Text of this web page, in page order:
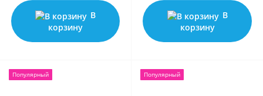
В
корзину
В
корзину
Популярный Популярный